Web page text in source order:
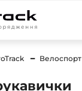
Велоспорт